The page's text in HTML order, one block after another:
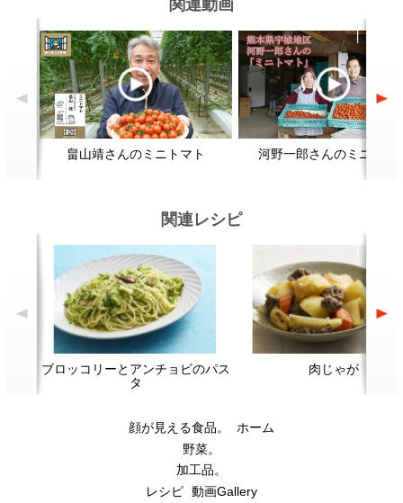
タ
顔が見える食品。 ホーム
野菜。
加工品。
レシピ 動画Gallery